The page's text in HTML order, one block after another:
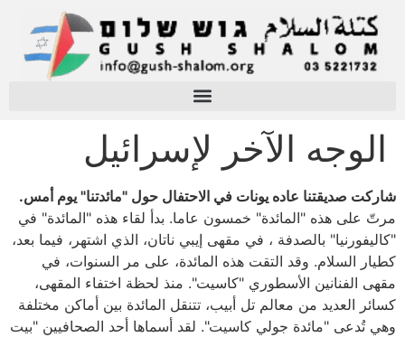
الوجه الآخر لإسرائيل
شاركت صديقتنا عاده يونات في الاحتفال حول "مائدتنا" يوم أمس.
مرتّ على هذه "المائدة" خمسون عاما. بدأ لقاء هذه "المائدة" في
"كاليفورنيا" بالصدفة ، في مقهى إيبي ناتان، الذي اشتهر، فيما بعد،
كطيار السلام. وقد التقت هذه المائدة، على مر السنوات، في
مقهى الفنانين الأسطوري "كاسيت". منذ لحظة اختفاء المقهى،
كسائر العديد من معالم تل أبيب، تتنقل المائدة بين أماكن مختلفة
وهي تُدعى "مائدة جولي كاسيت". لقد أسماها أحد الصحافيين "بيت